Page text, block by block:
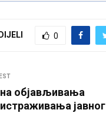
0
објављивања
јавног